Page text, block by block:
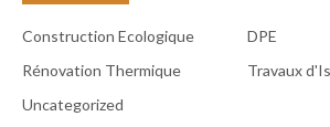
Construction Ecologique
DPE
Rénovation Thermique
Travaux
Uncategorized